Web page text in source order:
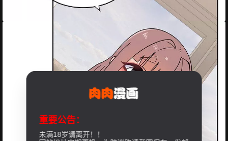
重要公告：
未满18岁请离开！！